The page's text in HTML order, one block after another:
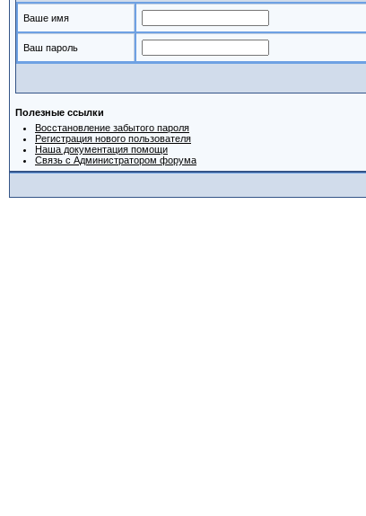
Ваше имя
Ваш пароль
Полезные ссылки
Восстановление забытого пароля
Регистрация нового пользователя
Наша документация помощи
Связь с Администратором форума